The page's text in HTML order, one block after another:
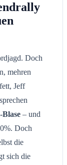
Doch
mehren
Jeff
Blase – und
Doch
die
sich die